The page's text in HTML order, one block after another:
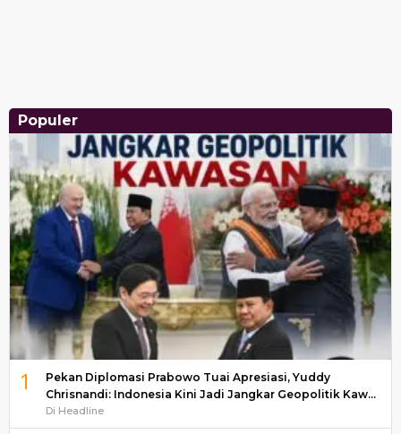
Populer
1
Pekan Diplomasi Prabowo Tuai Apresiasi, Yuddy
Chrisnandi: Indonesia Kini Jadi Jangkar Geopolitik Kaw…
Di Headline